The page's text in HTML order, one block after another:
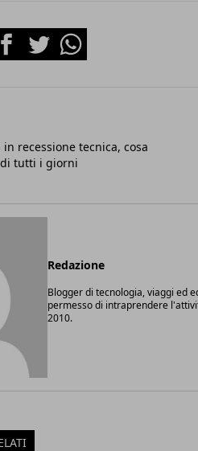
TwitterWhatsapp
recessione tecnica, cosa
tutti i giorni
Redazione
Blogger di tecnologia, viaggi ed
permesso di intraprendere
2010.